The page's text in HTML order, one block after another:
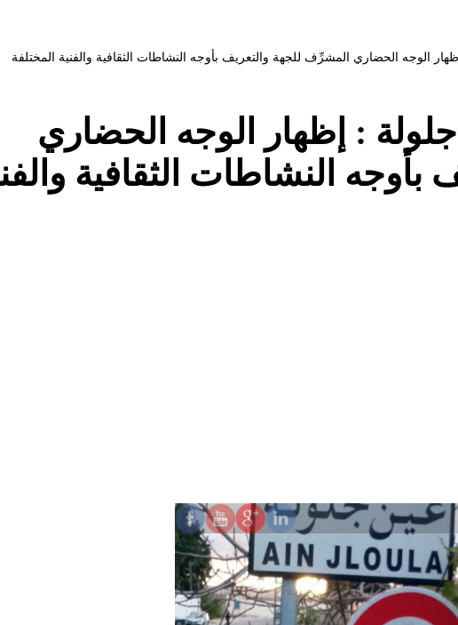
الوجه الحضاري المشرِّف للجهة والتعريف بأوجه النشاطات الثقافية والفنية المختلفة
جلولة : إظهار الوجه الحضاري
النشاطات الثقافية